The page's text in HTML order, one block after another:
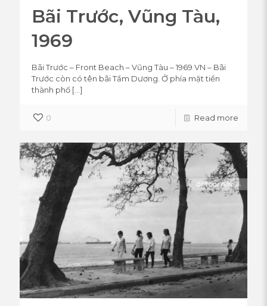
Bãi Trước, Vũng Tàu,
1969
Bãi Trước – Front Beach – Vũng Tàu – 1969 VN – Bãi
Trước còn có tên bãi Tầm Dương. Ở phía mặt tiền
thành phố […]
0 Read more